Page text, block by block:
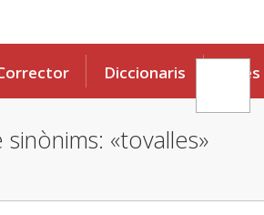
Diccionaris Eines
«tovalles»